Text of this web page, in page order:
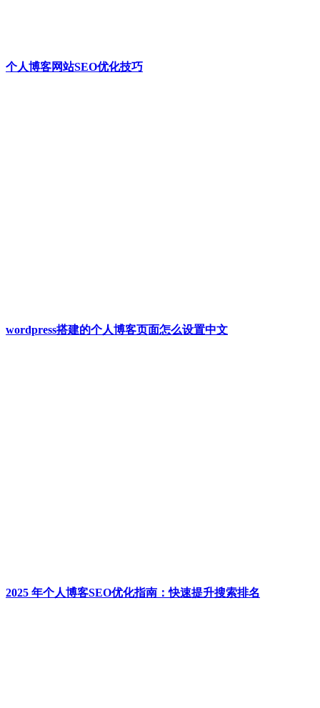
个人博客网站SEO优化技巧
wordpress搭建的个人博客页面怎么设置中文
2025 年个人博客SEO优化指南：快速提升搜索排名